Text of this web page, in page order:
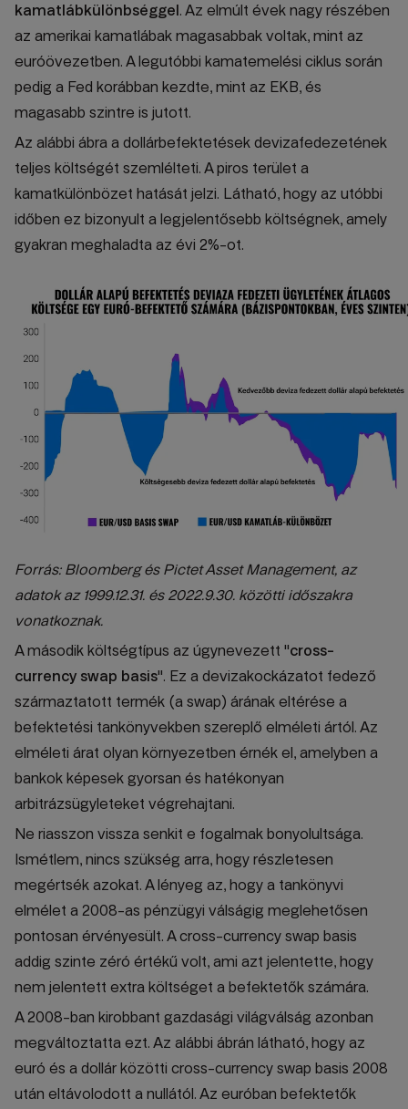
kamatlábkülönbséggel. Az elmúlt évek nagy részében
az amerikai kamatlábak magasabbak voltak, mint az
euróövezetben. A legutóbbi kamatemelési ciklus során
pedig a Fed korábban kezdte, mint az EKB, és
magasabb szintre is jutott.
Az alábbi ábra a dollárbefektetések devizafedezetének
teljes költségét szemlélteti. A piros terület a
kamatkülönbözet hatását jelzi. Látható, hogy az utóbbi
időben ez bizonyult a legjelentősebb költségnek, amely
gyakran meghaladta az évi 2%-ot.
Forrás: Bloomberg és Pictet Asset Management, az
adatok az 1999.12.31. és 2022.9.30. közötti időszakra
vonatkoznak.
A második költségtípus az úgynevezett "cross-
currency swap basis". Ez a devizakockázatot fedező
származtatott termék (a swap) árának eltérése a
befektetési tankönyvekben szereplő elméleti ártól. Az
elméleti árat olyan környezetben érnék el, amelyben a
bankok képesek gyorsan és hatékonyan
arbitrázsügyleteket végrehajtani.
Ne riasszon vissza senkit e fogalmak bonyolultsága.
Ismétlem, nincs szükség arra, hogy részletesen
megértsék azokat. A lényeg az, hogy a tankönyvi
elmélet a 2008-as pénzügyi válságig meglehetősen
pontosan érvényesült. A cross-currency swap basis
addig szinte zéró értékű volt, ami azt jelentette, hogy
nem jelentett extra költséget a befektetők számára.
A 2008-ban kirobbant gazdasági világválság azonban
megváltoztatta ezt. Az alábbi ábrán látható, hogy az
euró és a dollár közötti cross-currency swap basis 2008
után eltávolodott a nullától. Az euróban befektetők